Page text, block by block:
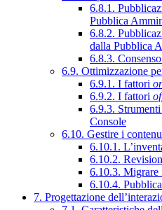
6.8.1.
Pubblica
6.8.2.
dalla Pubblica
6.8.3.
6.9. Ottimizzazione
6.9.1. I fattori
6.9.2. I fattori
6.9.3.
Console
6.10. Gestire i
6.10.1.
6.10.2.
6.10.3. Migrare
6.10.4.
7. Progettazione